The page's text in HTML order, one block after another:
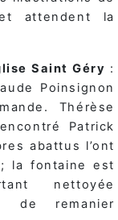
attendent la
Saint Géry :
Poinsignon
Thérèse
Patrick
abattus l’ont
la fontaine est
nettoyée
de remanier